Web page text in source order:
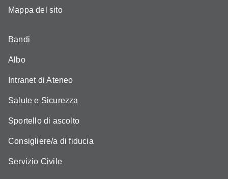
Mappa del sito
Bandi
Albo
Intranet di Ateneo
Salute e Sicurezza
Sportello di ascolto
Consigliere/a di fiducia
Servizio Civile